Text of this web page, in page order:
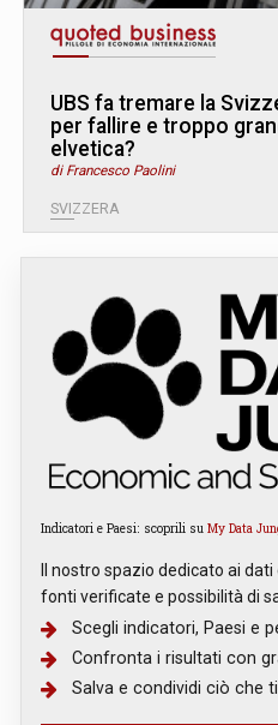
UBS fa tremare la
per fallire e troppo
elvetica?
di Francesco Paolini
SVIZZERA
Indicatori e Paesi: scoprili su My Data
Il nostro spazio dedicato ai
fonti verificate e possibilità di
Scegli indicatori, Paesi e
Confronta i risultati con
Salva e condividi ciò che